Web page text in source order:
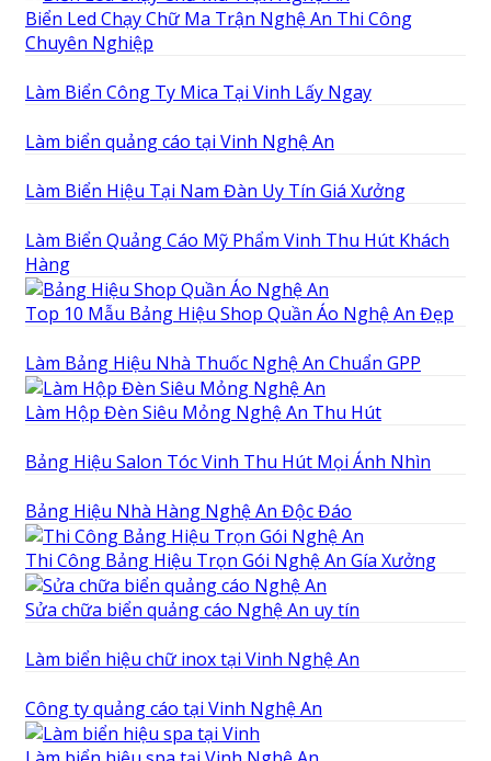
Biển Led Chạy Chữ Ma Trận Nghệ An Thi Công
Chuyên Nghiệp
Làm Biển Công Ty Mica Tại Vinh Lấy Ngay
Làm biển quảng cáo tại Vinh Nghệ An
Làm Biển Hiệu Tại Nam Đàn Uy Tín Giá Xưởng
Làm Biển Quảng Cáo Mỹ Phẩm Vinh Thu Hút Khách
Hàng
Top 10 Mẫu Bảng Hiệu Shop Quần Áo Nghệ An Đẹp
Làm Bảng Hiệu Nhà Thuốc Nghệ An Chuẩn GPP
Làm Hộp Đèn Siêu Mỏng Nghệ An Thu Hút
Bảng Hiệu Salon Tóc Vinh Thu Hút Mọi Ánh Nhìn
Bảng Hiệu Nhà Hàng Nghệ An Độc Đáo
Thi Công Bảng Hiệu Trọn Gói Nghệ An Gía Xưởng
Sửa chữa biển quảng cáo Nghệ An uy tín
Làm biển hiệu chữ inox tại Vinh Nghệ An
Công ty quảng cáo tại Vinh Nghệ An